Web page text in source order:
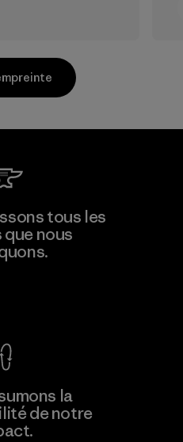
Co., Ltd
tous les
nous
la
de notre